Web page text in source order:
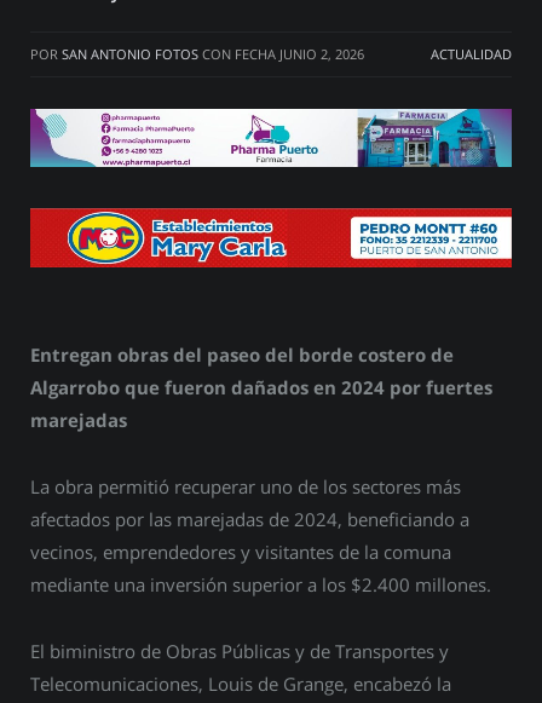
POR SAN ANTONIO FOTOS CON FECHA JUNIO 2, 2026 ACTUALIDAD
Entregan obras del paseo del borde costero de
Algarrobo que fueron dañados en 2024 por fuertes
marejadas
La obra permitió recuperar uno de los sectores más
afectados por las marejadas de 2024, beneficiando a
vecinos, emprendedores y visitantes de la comuna
mediante una inversión superior a los $2.400 millones.
El biministro de Obras Públicas y de Transportes y
Telecomunicaciones, Louis de Grange, encabezó la